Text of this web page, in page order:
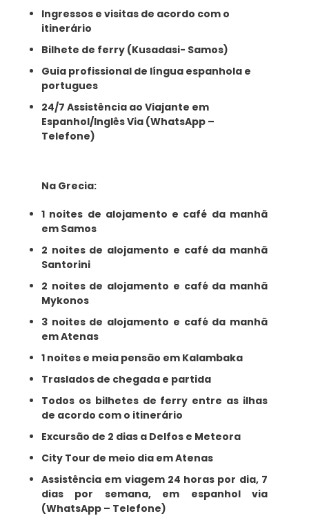
Ingressos e visitas de acordo com o
itinerário
Bilhete de ferry (Kusadasi- Samos)
Guia profissional de língua espanhola e
portugues
24/7 Assistência ao Viajante em
Espanhol/Inglês Via (WhatsApp –
Telefone)
Na Grecia:
1 noites de alojamento e café da manhã
em Samos
2 noites de alojamento e café da manhã
Santorini
2 noites de alojamento e café da manhã
Mykonos
3 noites de alojamento e café da manhã
em Atenas
1 noites e meia pensão em Kalambaka
Traslados de chegada e partida
Todos os bilhetes de ferry entre as ilhas
de acordo com o itinerário
Excursão de 2 dias a Delfos e Meteora
City Tour de meio dia em Atenas
Assistência em viagem 24 horas por dia, 7
dias por semana, em espanhol via
(WhatsApp – Telefone)